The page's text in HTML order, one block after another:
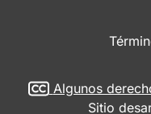
Algunos
Sitio